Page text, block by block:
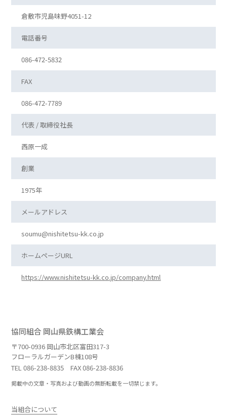
倉敷市児島味野4051-12
電話番号
086-472-5832
FAX
086-472-7789
代表 / 取締役社長
西原一成
創業
1975年
メールアドレス
soumu@nishitetsu-kk.co.jp
ホームページURL
https://www.nishitetsu-kk.co.jp/company.html
協同組合 岡山県鉄構工業会
〒700-0936 岡山市北区富田317-3
フローラルガーデンB棟108号
TEL086-238-8835 FAX 086-238-8836
掲載中の文章・写真および動画の無断転載を一切禁じます。
当組合について